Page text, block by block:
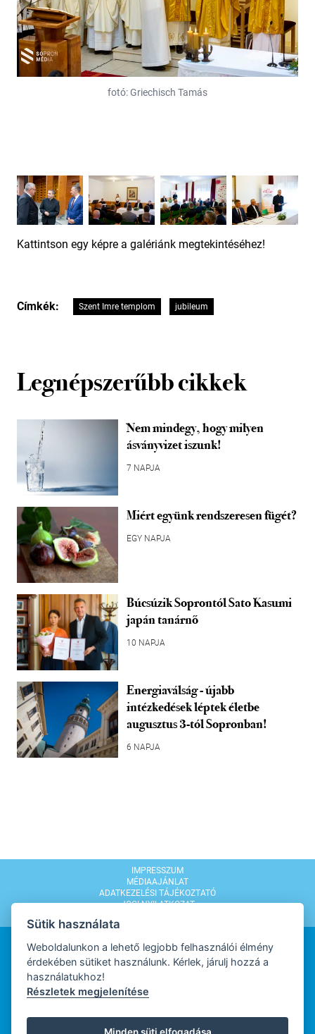
fotó: Griechisch Tamás
Kattintson egy képre a galériánk megtekintéséhez!
Címkék: Szent Imre templom jubileum
Legnépszerűbb cikkek
Nem mindegy, hogy milyen
ásványvizet iszunk!
7 NAPJA
Miért együnk rendszeresen fügét?
EGY NAPJA
Búcsúzik Soprontól Sato Kasumi
japán tanárnő
10 NAPJA
Energiaválság - újabb
intézkedések léptek életbe
augusztus 3-tól Sopronban!
6 NAPJA
IMPRESSZUM
MÉDIAAJÁNLAT
ADATKEZELÉSI TÁJÉKOZTATÓ
JOGI NYILATKOZAT
WEBDESIGN
Sütik használata
Weboldalunkon a lehető legjobb felhasználói élmény
érdekében sütiket használunk. Kérlek, járulj hozzá a
használatukhoz!
Részletek megjelenítése